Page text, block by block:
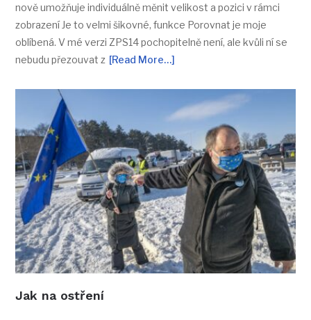
nově umožňuje individuálně měnit velikost a pozici v rámci
zobrazení Je to velmi šikovné, funkce Porovnat je moje
oblíbená. V mé verzi ZPS14 pochopitelně není, ale kvůli ní se
nebudu přezouvat z [Read More…]
Jak na ostření